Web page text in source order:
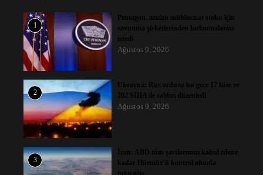
1
Pentagon, azalan mühimmat stoku için
savunma şirketlerinden hızlanmalarını
istedi
Ağustos 9, 2026
2
Ukrayna: Rus ordusu bu gece 17 füze ve
202 SİHA ile saldırı düzenledi
Ağustos 9, 2026
3
İran: ABD tüm şartlarımızı kabul edene
kadar Hürmüz’ü kontrol altında